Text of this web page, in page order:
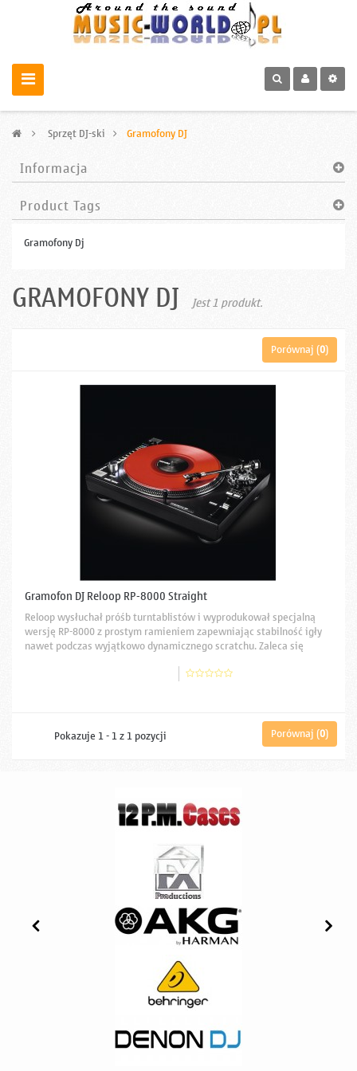
> Sprzęt DJ-ski > Gramofony DJ
Informacja
Product Tags
Gramofony Dj
GRAMOFONY DJJest 1 produkt.
Porównaj (0)
Gramofon DJ Reloop RP-8000 Straight
Reloop wysłuchał próśb turntablistów i wyprodukował specjalną
wersję RP-8000 z prostym ramieniem zapewniając stabilność igły
nawet podczas wyjątkowo dynamicznego scratchu. Zaleca się
Pokazuje 1 - 1 z 1 pozycji Porównaj (0)